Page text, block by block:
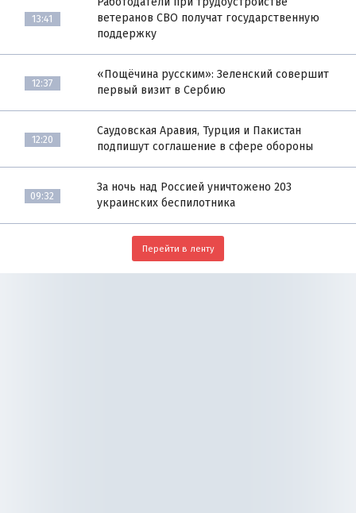
13:41
ветеранов СВО получат государственную
поддержку
12:37
«Пощёчина русским»: Зеленский совершит
первый визит в Сербию
12:20
Саудовская Аравия, Турция и Пакистан
подпишут соглашение в сфере обороны
09:32
За ночь над Россией уничтожено 203
украинских беспилотника
Перейти в ленту